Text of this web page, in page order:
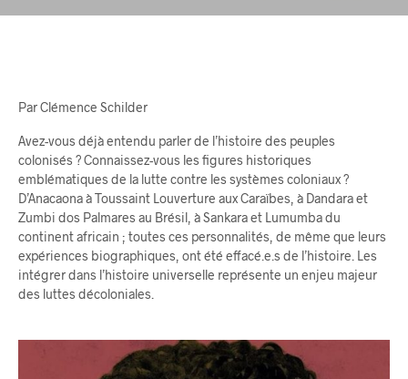
Par Clémence Schilder
Avez-vous déjà entendu parler de l’histoire des peuples
colonisés ? Connaissez-vous les figures historiques
emblématiques de la lutte contre les systèmes coloniaux ?
D’Anacaona à Toussaint Louverture aux Caraïbes, à Dandara et
Zumbi dos Palmares au Brésil, à Sankara et Lumumba du
continent africain ; toutes ces personnalités, de même que leurs
expériences biographiques, ont été effacé.e.s de l’histoire. Les
intégrer dans l’histoire universelle représente un enjeu majeur
des luttes décoloniales.